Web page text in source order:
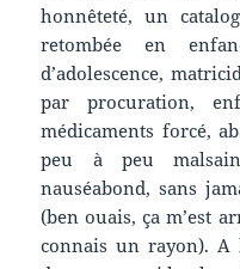
honnêteté, un
retombée en
d’adolescence,
par procuration,
médicaments forcé,
peu à peu
nauséabond, sans
(ben ouais, ça m’est
connais un rayon).